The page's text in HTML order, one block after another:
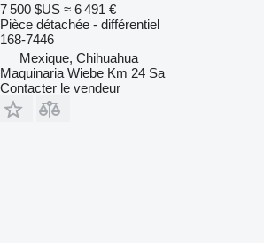
7 500 $US ≈ 6 491 €
Pièce détachée - différentiel
168-7446
Mexique, Chihuahua
Maquinaria Wiebe Km 24 Sa
Contacter le vendeur